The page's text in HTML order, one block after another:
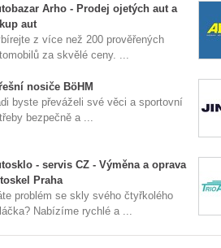
Arho - Prodej ojetých aut a
aut
z více než 200 prověřených
za skvělé ceny. ...
nosiče BöHM
byste převáželi své věci a sportovní
bezpečně a ...
- servis CZ - Výměna a oprava
Praha
problém se skly svého čtyřkolého
Nabízíme rychlé a ...